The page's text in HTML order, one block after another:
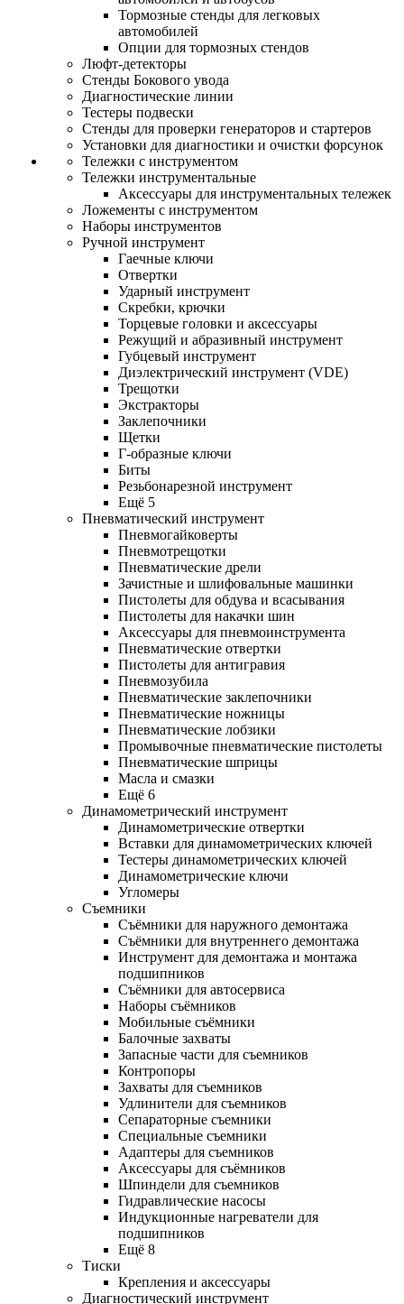
Тормозные стенды для легковых
автомобилей
Опции для тормозных стендов
Люфт-детекторы
Стенды Бокового увода
Диагностические линии
Тестеры подвески
Стенды для проверки генераторов и стартеров
Установки для диагностики и очистки форсунок
Тележки с инструментом
Тележки инструментальные
Аксессуары для инструментальных тележек
Ложементы с инструментом
Наборы инструментов
Ручной инструмент
Гаечные ключи
Отвертки
Ударный инструмент
Скребки, крючки
Торцевые головки и аксессуары
Режущий и абразивный инструмент
Губцевый инструмент
Диэлектрический инструмент (VDE)
Трещотки
Экстракторы
Заклепочники
Щетки
Г-образные ключи
Биты
Резьбонарезной инструмент
Ещё 5
Пневматический инструмент
Пневмогайковерты
Пневмотрещотки
Пневматические дрели
Зачистные и шлифовальные машинки
Пистолеты для обдува и всасывания
Пистолеты для накачки шин
Аксессуары для пневмоинструмента
Пневматические отвертки
Пистолеты для антигравия
Пневмозубила
Пневматические заклепочники
Пневматические ножницы
Пневматические лобзики
Промывочные пневматические пистолеты
Пневматические шприцы
Масла и смазки
Ещё 6
Динамометрический инструмент
Динамометрические отвертки
Вставки для динамометрических ключей
Тестеры динамометрических ключей
Динамометрические ключи
Угломеры
Съемники
Съёмники для наружного демонтажа
Съёмники для внутреннего демонтажа
Инструмент для демонтажа и монтажа
подшипников
Съёмники для автосервиса
Наборы съёмников
Мобильные съёмники
Балочные захваты
Запасные части для съемников
Контропоры
Захваты для съемников
Удлинители для съемников
Сепараторные съемники
Специальные съемники
Адаптеры для съемников
Аксессуары для съёмников
Шпиндели для съемников
Гидравлические насосы
Индукционные нагреватели для
подшипников
Ещё 8
Тиски
Крепления и аксессуары
Диагностический инструмент